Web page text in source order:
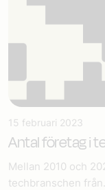
15 februari 2023
Antal företag i
Mellan 2010 och
techbranschen från...